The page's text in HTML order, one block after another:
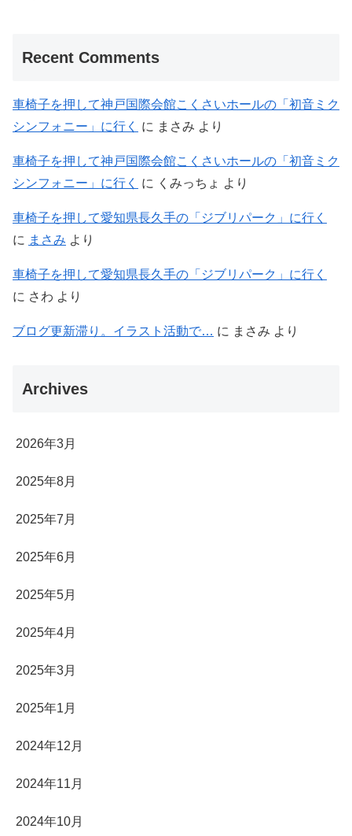
Recent Comments
車椅子を押して神戸国際会館こくさいホールの「初音ミク
シンフォニー」に行く
に まさみ より
車椅子を押して神戸国際会館こくさいホールの「初音ミク
シンフォニー」に行く
に くみっちょ より
車椅子を押して愛知県長久手の「ジブリパーク」に行く
に まさみ より
車椅子を押して愛知県長久手の「ジブリパーク」に行く
に さわ より
ブログ更新滞り。イラスト活動で… に まさみ より
Archives
2026年3月
2025年8月
2025年7月
2025年6月
2025年5月
2025年4月
2025年3月
2025年1月
2024年12月
2024年11月
2024年10月